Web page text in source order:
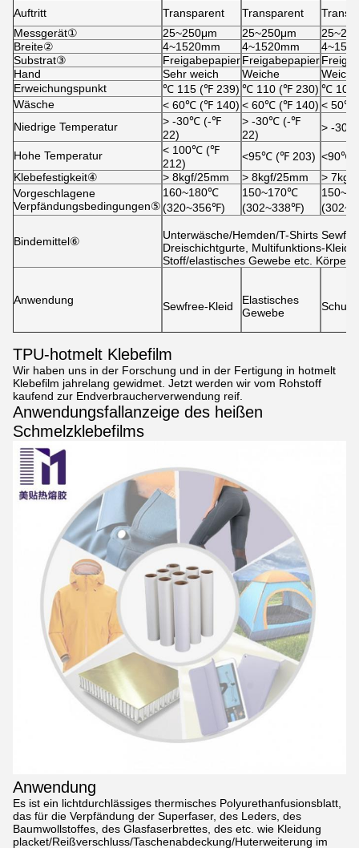
Auftritt
Transparent Transparent
Messgerät①
25~250μm 25~250μm
Breite②
4~1520mm 4~1520mm
Substrat③
FreigabepapierFreigabepapier
Hand
Sehr weich Weiche
Weiche
Erweichungspunkt
℃ 115 (℉ 239) ℃ 110 (℉ 230) ℃ 105
Wäsche
˂ 60℃ (℉ 140) ˂ 60℃ (℉ 140) ˂ 50℃
Niedrige Temperatur
˃ -30℃ (-℉
22)
˃ -30℃ (-℉
22)
˃ -30
Hohe Temperatur ˂ 100℃ (℉
212)
˂95℃ (℉ 203) ˂90℃ (
Klebefestigkeit④
˃ 8kgf/25mm ˃ 8kgf/25mm
˃ 7kgf/
Vorgeschlagene
Verpfändungsbedingungen⑤
160~180℃
(320~356℉)
150~170℃
(302~338℉)
Bindemittel⑥
Unterwäsche/Hemden/T-Shirts
Dreischichtgurte, Multifunktions-
Stoff/elastisches Gewebe etc. Körper-
Anwendung Sewfree-Kleid
Elastisches
Gewebe
TPU-hotmelt Klebefilm
Wir haben uns in der Forschung und in der Fertigung in hotmelt
Klebefilm jahrelang gewidmet. Jetzt werden wir vom Rohstoff
kaufend zur Endverbraucherverwendung reif.
Anwendungsfallanzeige des heißen
Schmelzklebefilms
Anwendung
Es ist ein lichtdurchlässiges thermisches Polyurethanfusionsblatt,
das für die Verpfändung der Superfaser, des Leders, des
Baumwollstoffes, des Glasfaserbrettes, des etc. wie Kleidung
placket/Reißverschluss/Taschenabdeckung/Huterweiterung im